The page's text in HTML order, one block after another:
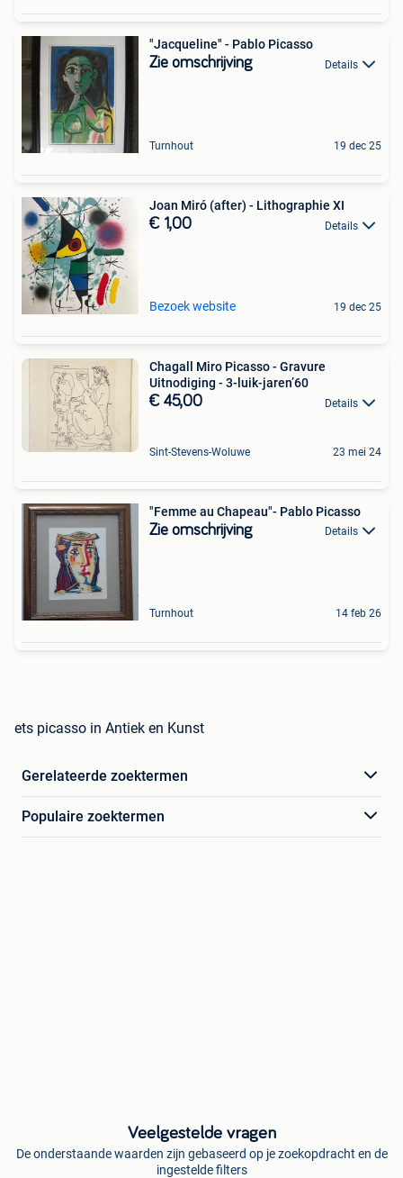
"Jacqueline" - Pablo Picasso
Zie omschrijving Details
Turnhout 19 dec 25
Joan Miró (after) - Lithographie XI
€ 1,00 Details
Bezoek website 19 dec 25
Chagall Miro Picasso - Gravure
Uitnodiging - 3-luik-jaren’60
€ 45,00 Details
Sint-Stevens-Woluwe 23 mei 24
"Femme au Chapeau"- Pablo Picasso
Zie omschrijving Details
Turnhout 14 feb 26
ets picasso in Antiek en Kunst
Gerelateerde zoektermen
Populaire zoektermen
Veelgestelde vragen
De onderstaande waarden zijn gebaseerd op je zoekopdracht en de
ingestelde filters